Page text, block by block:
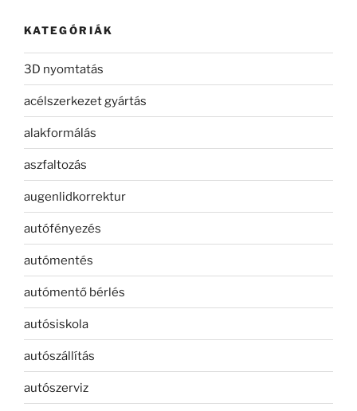
KATEGÓRIÁK
3D nyomtatás
acélszerkezet gyártás
alakformálás
aszfaltozás
augenlidkorrektur
autófényezés
autómentés
autómentő bérlés
autósiskola
autószállítás
autószerviz